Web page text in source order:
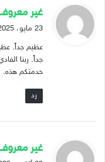
ي
ق
ل
غير
23 مايو، 2025 الساعة 08:20
عظيم جداً.
جداً. ربنا
خدمتكم هذه.
رد
ي
ق
غير